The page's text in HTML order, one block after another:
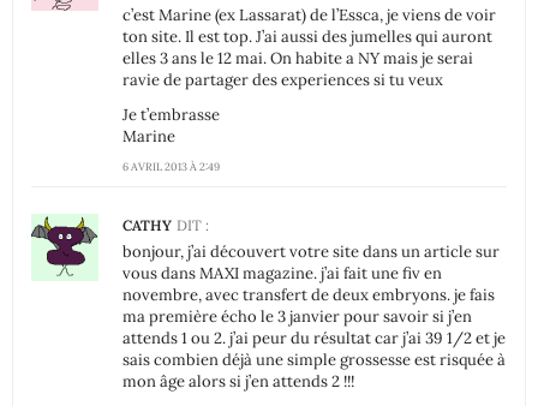
6 AVRIL 2013 À 2:49
c’est Marine (ex Lassarat) de l’Essca, je viens de voir
ton site. Il est top. J’ai aussi des jumelles qui auront
elles 3 ans le 12 mai. On habite a NY mais je serai
ravie de partager des experiences si tu veux
Je t’embrasse
Marine
CATHY DIT :
bonjour, j’ai découvert votre site dans un article sur
vous dans MAXI magazine. j’ai fait une fiv en
novembre, avec transfert de deux embryons. je fais
ma première écho le 3 janvier pour savoir si j’en
attends 1 ou 2. j’ai peur du résultat car j’ai 39 1/2 et je
sais combien déjà une simple grossesse est risquée à
mon âge alors si j’en attends 2 !!!